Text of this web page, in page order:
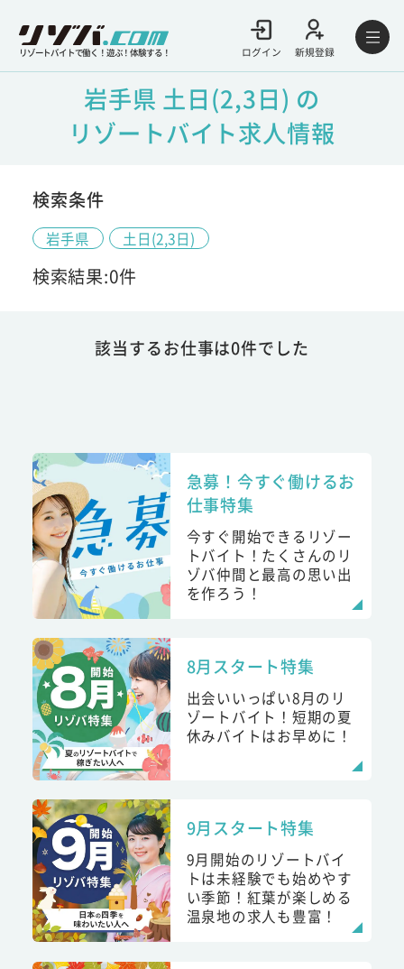
リゾートバイトで働く！遊ぶ！体験する！ ログイン 新規登録
岩手県 土日(2,3日) の
リゾートバイト求人情報
検索条件
岩手県 土日(2,3日)
検索結果:0件
該当するお仕事は0件でした
急募！今すぐ働けるお
仕事特集
今すぐ開始できるリゾー
トバイト！たくさんのリ
ゾバ仲間と最高の思い出
を作ろう！
8月スタート特集
出会いいっぱい8月のリ
ゾートバイト！短期の夏
休みバイトはお早めに！
9月スタート特集
9月開始のリゾートバイ
トは未経験でも始めやす
い季節！紅葉が楽しめる
温泉地の求人も豊富！